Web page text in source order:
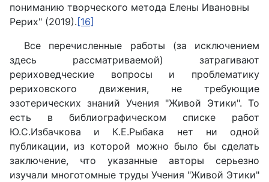
пониманию творческого метода Елены Ивановны
Рерих" (2019).[16]
Все перечисленные работы (за исключением
здесь рассматриваемой) затрагивают
рериховедческие вопросы и проблематику
рериховского движения, не требующие
эзотерических знаний Учения "Живой Этики". То
есть в библиографическом списке работ
Ю.С.Избачкова и К.Е.Рыбака нет ни одной
публикации, из которой можно было бы сделать
заключение, что указанные авторы серьезно
изучали многотомные труды Учения "Живой Этики"